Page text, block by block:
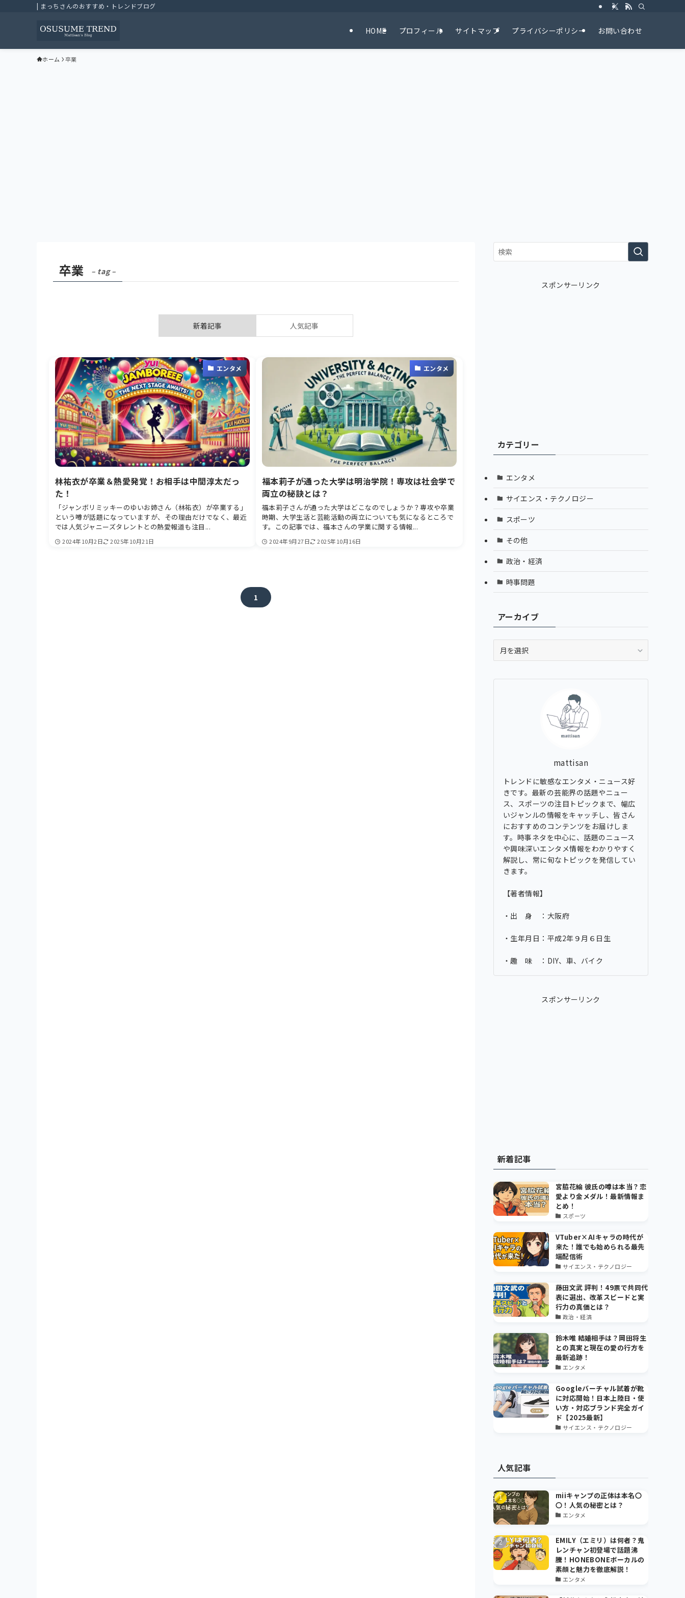
| まっちさんのおすすめ・トレンドブログ
HOME プロフィール サイトマップ プライバシーポリシー お問い合わせ
ホーム 卒業
卒業 – tag –
新着記事 人気記事
エンタメ
林祐衣が卒業＆熱愛発覚！お相手は中間淳太だっ
た！
「ジャンボリミッキーのゆいお姉さん（林祐衣）が卒業する」
という噂が話題になっていますが、その理由だけでなく、最近
では人気ジャニーズタレントとの熱愛報道も注目...
2024年10月2日 2025年10月21日
エンタメ
福本莉子が通った大学は明治学院！専攻は社会学で
両立の秘訣とは？
福本莉子さんが通った大学はどこなのでしょうか？専攻や卒業
時期、大学生活と芸能活動の両立についても気になるところで
す。この記事では、福本さんの学業に関する情報...
2024年9月27日 2025年10月16日
1
スポンサーリンク
カテゴリー
エンタメ
サイエンス・テクノロジー
スポーツ
その他
政治・経済
時事問題
アーカイブ
ー
イ
mattisan
トレンドに敏感なエンタメ・ニュース好
きです。最新の芸能界の話題やニュー
ス、スポーツの注目トピックまで、幅広
いジャンルの情報をキャッチし、皆さん
におすすめのコンテンツをお届けしま
す。時事ネタを中心に、話題のニュース
や興味深いエンタメ情報をわかりやすく
解説し、常に旬なトピックを発信してい
きます。
【著者情報】
・出 身 ：大阪府
・生年月日：平成2年９月６日生
・趣 味 ：DIY、車、バイク
スポンサーリンク
新着記事
宮脇花綸 彼氏の噂は本当？恋
愛より金メダル！最新情報ま
とめ！
スポーツ
VTuber×AIキャラの時代が
来た！誰でも始められる最先
端配信術
サイエンス・テクノロジー
藤田文武 評判！49票で共同代
表に選出、改革スピードと実
行力の真価とは？
政治・経済
鈴木唯 結婚相手は？岡田将生
との真実と現在の愛の行方を
最新追跡！
エンタメ
Googleバーチャル試着が靴
に対応開始！日本上陸日・使
い方・対応ブランド完全ガイ
ド【2025最新】
サイエンス・テクノロジー
人気記事
miiキャンプの正体は本名〇
〇！人気の秘密とは？
エンタメ
EMILY（エミリ）は何者？鬼
レンチャン初登場で話題沸
騰！HONEBONEボーカルの
素顔と魅力を徹底解説！
エンタメ